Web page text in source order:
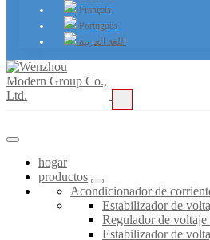
Français
Português
اللغة العربية
hogar
productos
Acondicionador de
Estabilizador de
Regulador de
Estabilizador de